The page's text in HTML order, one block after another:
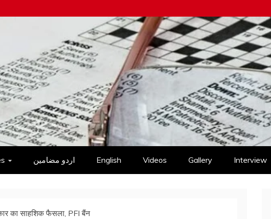
اردو مضامین English Videos Gallery Interview
का साहशिक फैसला, PFI बैंन